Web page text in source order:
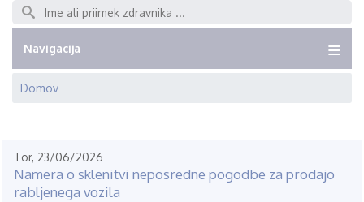
Išči
Navigacija
Breadcrumb
Domov
Tor, 23/06/2026
Namera o sklenitvi neposredne pogodbe za prodajo
rabljenega vozila